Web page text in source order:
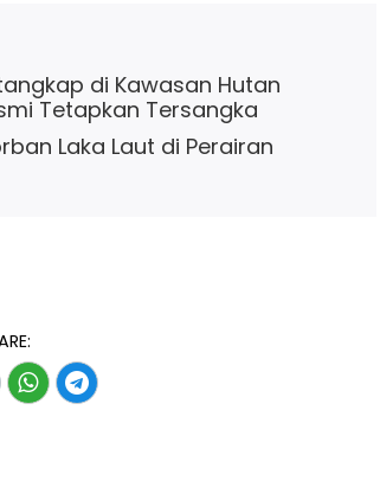
di Kawasan Hutan
Tetapkan Tersangka
Laka Laut di Perairan